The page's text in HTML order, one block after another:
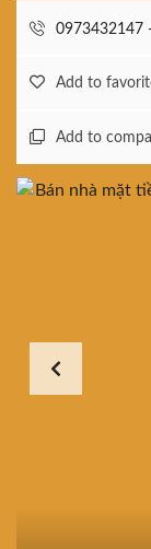
0973432147
Add to
Add to